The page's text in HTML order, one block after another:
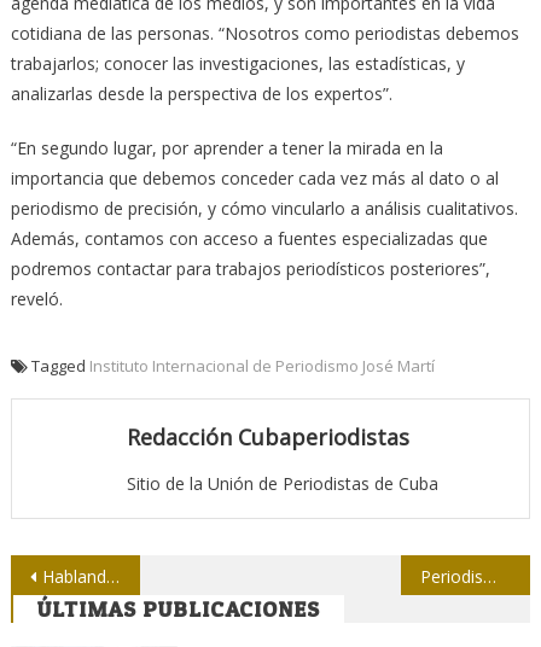
cotidiana de las personas. “Nosotros como periodistas debemos
trabajarlos; conocer las investigaciones, las estadísticas, y
analizarlas desde la perspectiva de los expertos”.
“En segundo lugar, por aprender a tener la mirada en la
importancia que debemos conceder cada vez más al dato o al
periodismo de precisión, y cómo vincularlo a análisis cualitativos.
Además, contamos con acceso a fuentes especializadas que
podremos contactar para trabajos periodísticos posteriores”,
reveló.
Tagged Instituto Internacional de Periodismo José Martí
Redacción Cubaperiodistas
Sitio de la Unión de Periodistas de Cuba
Navegación
de
Hablando de deportes Entre Colegas Periodismo y Comunicación: un dúo indisoluble
ÚLTIMAS PUBLICACIONES